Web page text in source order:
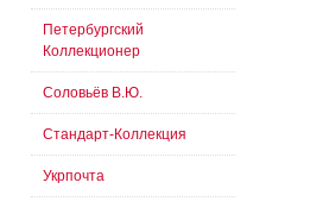
Петербургский
Коллекционер
Соловьёв В.Ю.
Стандарт-Коллекция
Укрпочта